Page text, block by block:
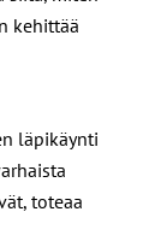
kehittää
läpikäynti
toteaa